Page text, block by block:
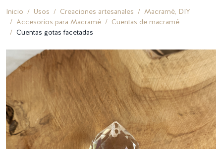
Inicio Usos Creaciones artesanales
Macramé, DIY
Accesorios para Macramé
Cuentas de macramé
Cuentas gotas facetadas